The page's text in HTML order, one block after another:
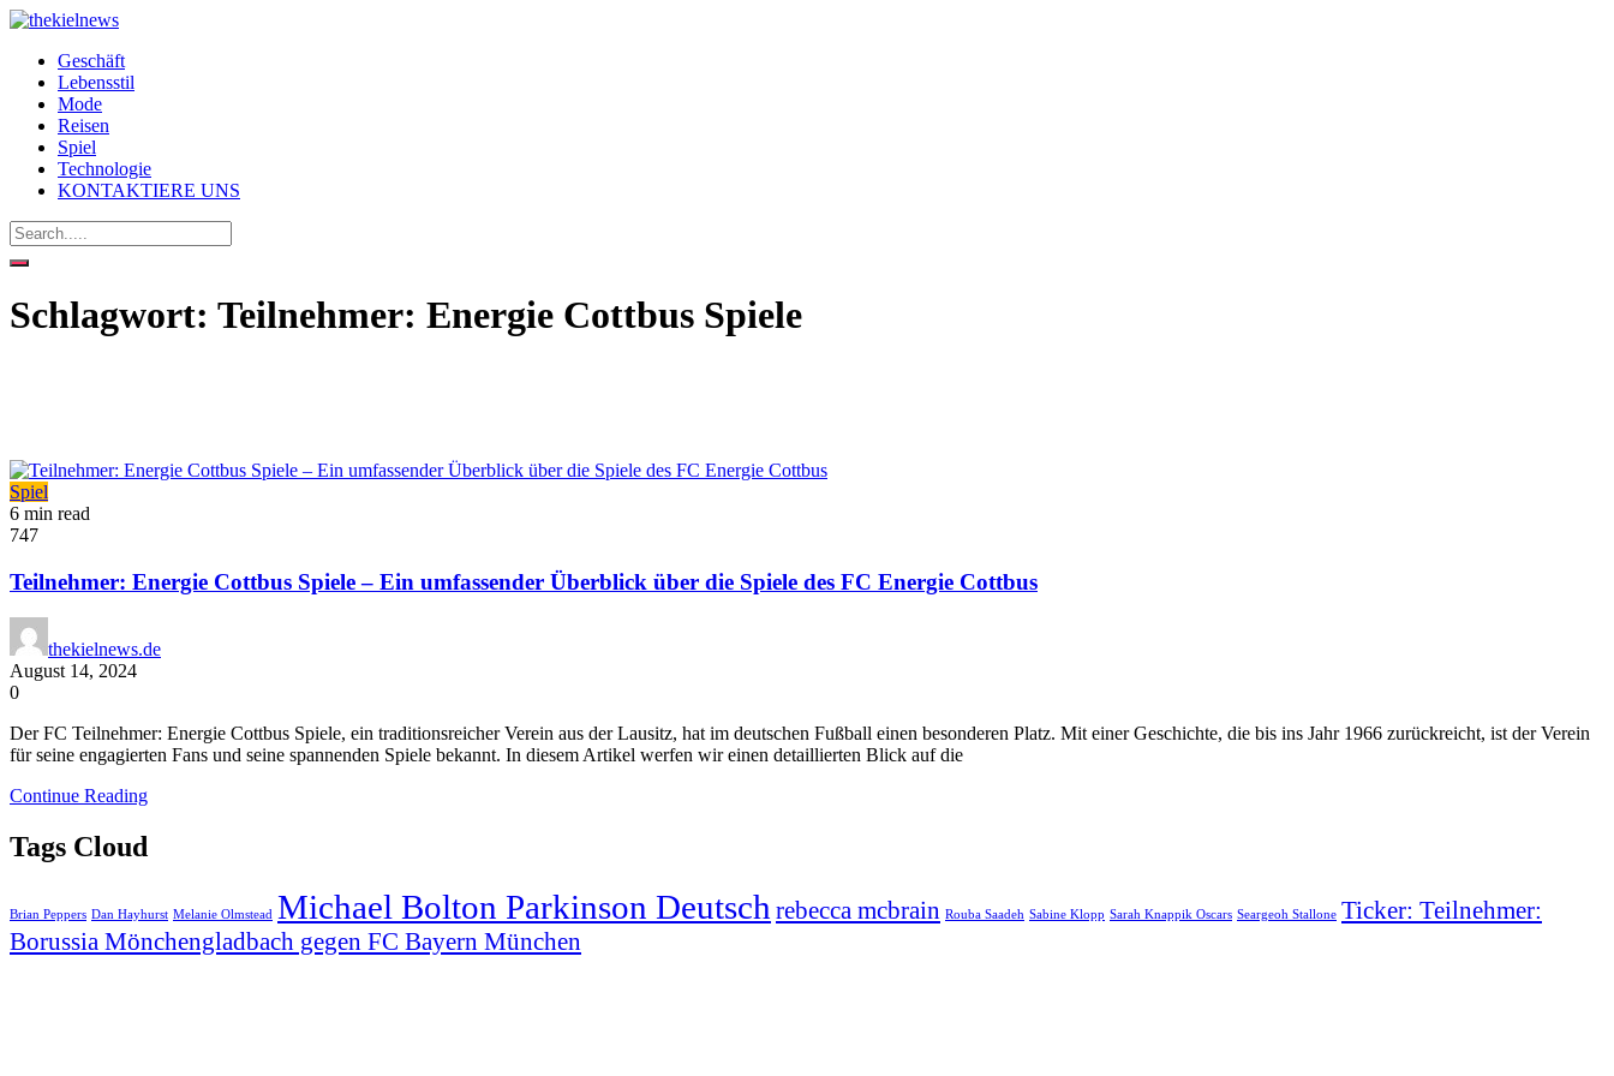
Geschäft
Lebensstil
Mode
Reisen
Spiel
Technologie
KONTAKTIERE UNS
Schlagwort: Teilnehmer: Energie Cottbus Spiele
Spiel
6 min read
747
Teilnehmer: Energie Cottbus Spiele – Ein umfassender Überblick über die Spiele des FC Energie Cottbus
thekielnews.de
August 14, 2024
0
Der FC Teilnehmer: Energie Cottbus Spiele, ein traditionsreicher Verein aus der Lausitz, hat im deutschen Fußball einen besonderen Platz. Mit einer Geschichte, die bis ins Jahr 1966 zurückreicht, ist der Verein
für seine engagierten Fans und seine spannenden Spiele bekannt. In diesem Artikel werfen wir einen detaillierten Blick auf die
Continue Reading
Tags Cloud
Brian Peppers Dan Hayhurst Melanie Olmstead Michael Bolton Parkinson Deutsch rebecca mcbrain Rouba Saadeh Sabine Klopp Sarah Knappik Oscars Seargeoh Stallone Ticker: Teilnehmer:
Borussia Mönchengladbach gegen FC Bayern München